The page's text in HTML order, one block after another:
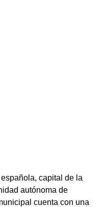
capital de la
autónoma de
cuenta con una